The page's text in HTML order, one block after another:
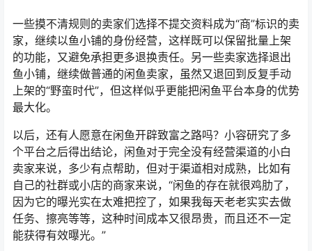
一些摸不清规则的卖家们选择不提交资料成为“商”标识的卖
家，继续以鱼小铺的身份经营，这样既可以保留批量上架
的功能，又避免承担更多退换责任。另一些卖家选择退出
鱼小铺，继续做普通的闲鱼卖家，虽然又退回到反复手动
上架的“野蛮时代”，但这样似乎更能把闲鱼平台本身的优势
最大化。
以后，还有人愿意在闲鱼开辟致富之路吗？小容研究了多
个平台之后得出结论，闲鱼对于完全没有经营渠道的小白
卖家来说，多少有点帮助，但对于渠道相对成熟，比如有
自己的社群或小店的商家来说，“闲鱼的存在就很鸡肋了，
因为它的曝光实在太难把控了，如果我每天老老实实去做
任务、擦亮等等，这种时间成本又很昂贵，而且还不一定
能获得有效曝光。”